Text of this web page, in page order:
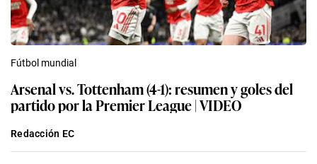
Fútbol mundial
Arsenal vs. Tottenham (4-1): resumen y goles del
partido por la Premier League | VIDEO
Redacción EC